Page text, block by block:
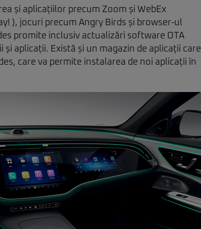
și aplicațiilor precum Zoom și WebEx
), jocuri precum Angry Birds și browser-ul
promite inclusiv actualizări software OTA
aplicații. Există și un magazin de aplicații care
care va permite instalarea de noi aplicații în